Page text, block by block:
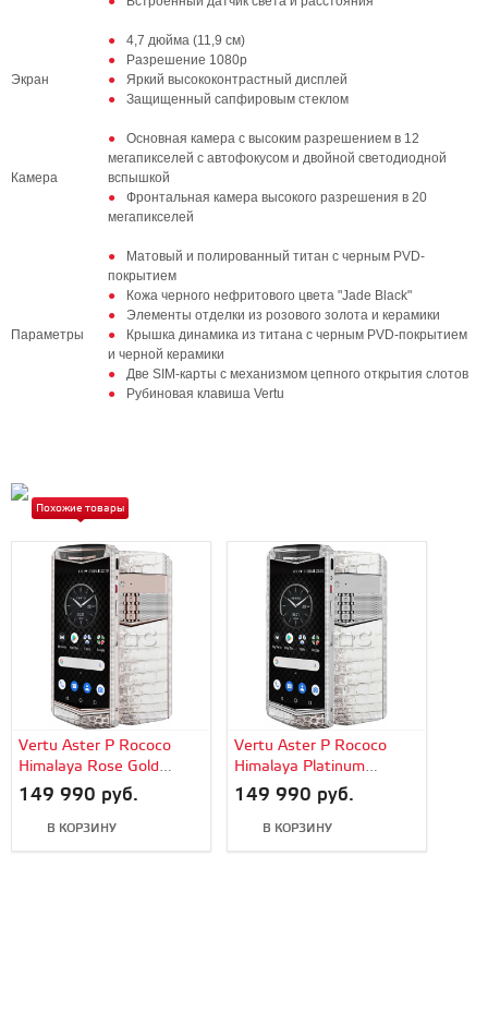
Экран
4,7 дюйма (11,9 см)
Разрешение 1080р
Яркий высококонтрастный дисплей
Защищенный сапфировым стеклом
Камера
Основная камера с высоким разрешением в 12
мегапикселей с автофокусом и двойной светодиодной
вспышкой
Фронтальная камера высокого разрешения в 20
мегапикселей
Параметры
Матовый и полированный титан c черным PVD-
покрытием
Кожа черного нефритового цвета "Jade Black"
Элементы отделки из розового золота и керамики
Крышка динамика из титана с черным PVD-покрытием
и черной керамики
Две SIM-карты с механизмом цепного открытия слотов
Рубиновая клавиша Vertu
Похожие товары
Vertu Aster P Rococo
Himalaya Rose Gold
Diamonds
149 990 руб.
В КОРЗИНУ
Vertu Aster P Rococo
Himalaya Platinum
Diamonds
149 990 руб.
В КОРЗИНУ